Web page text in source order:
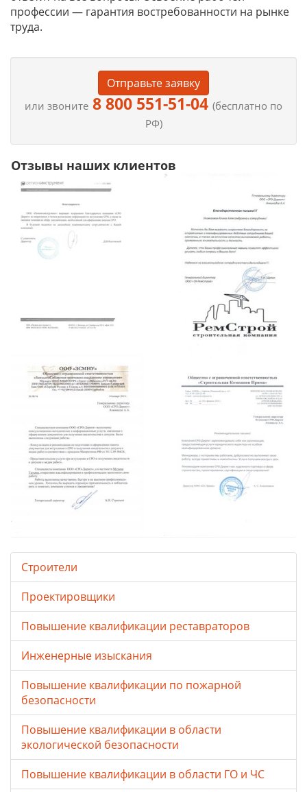
профессии — гарантия востребованности на рынке
труда.
Отправьте заявку
или звоните 8 800 551-51-04 (бесплатно по
РФ)
Отзывы наших клиентов
Строители
Проектировщики
Повышение квалификации реставраторов
Инженерные изыскания
Повышение квалификации по пожарной
безопасности
Повышение квалификации в области
экологической безопасности
Повышение квалификации в области ГО и ЧС